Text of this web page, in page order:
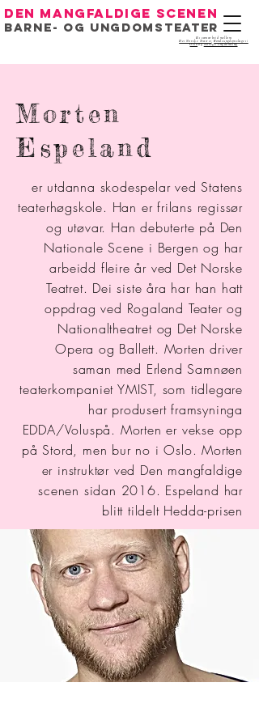
Eit samarbeid mellom
Det Norske Teatret ,Bondeungdomslaget i
OsloogNoregs Ungdomslag
Den mangfaldige scenen
Barne- og ungdomsteater
Morten
Espeland
er utdanna skodespelar ved Statens
teaterhøgskole. Han er frilans regissør
og utøvar. Han debuterte på Den
Nationale Scene i Bergen og har
arbeidd fleire år ved Det Norske
Teatret. Dei siste åra har han hatt
oppdrag ved Rogaland Teater og
Nationaltheatret og Det Norske
Opera og Ballett. Morten driver
saman med Erlend Samnøen
teaterkompaniet YMIST, som tidlegare
har produsert framsyninga
EDDA/Voluspå. Morten er vekse opp
på Stord, men bur no i Oslo. Morten
er instruktør ved Den mangfaldige
scenen sidan 2016. Espeland har
blitt tildelt Hedda-prisen